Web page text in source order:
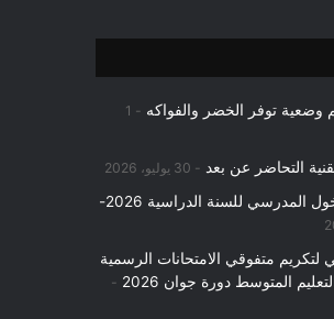
وضعية توفر الخضر والفواكه
1
التحاضر عن بعد 30 يوليو، 2026
بلاغ حول رزنامة الدخول المدرسي للسنة الدراسية 2026-
لتكريم متفوقي الامتحانات الرسمية
المتوسط دورة جوان 2026